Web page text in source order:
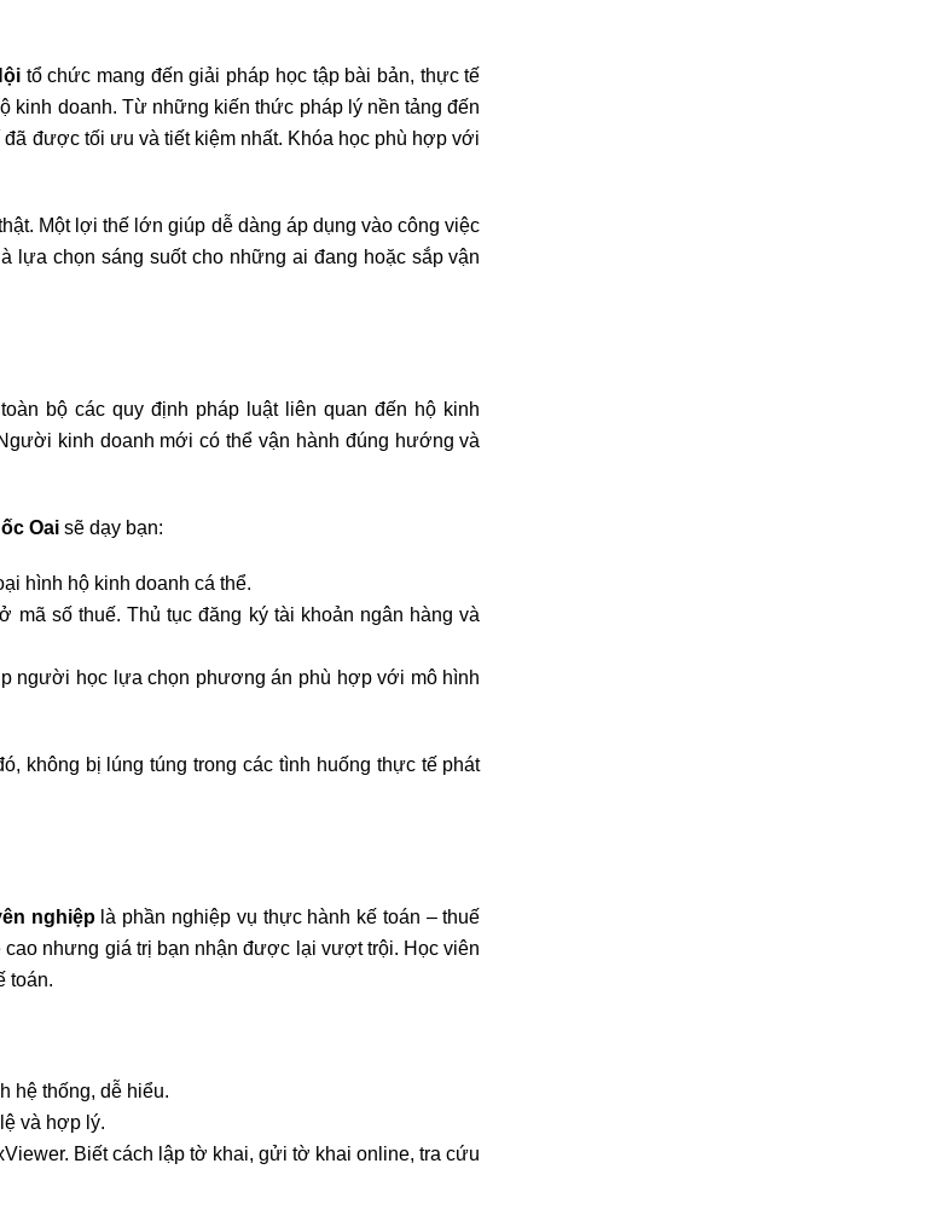
tổ chức mang đến giải pháp học tập bài bản, thực tế
kinh doanh. Từ những kiến thức pháp lý nền tảng đến
được tối ưu và tiết kiệm nhất. Khóa học phù hợp với
Một lợi thế lớn giúp dễ dàng áp dụng vào công việc
lựa chọn sáng suốt cho những ai đang hoặc sắp vận
bộ các quy định pháp luật liên quan đến hộ kinh
kinh doanh mới có thể vận hành đúng hướng và
Oai sẽ dạy bạn:
hình hộ kinh doanh cá thể.
mã số thuế. Thủ tục đăng ký tài khoản ngân hàng và
người học lựa chọn phương án phù hợp với mô hình
không bị lúng túng trong các tình huống thực tế phát
nghiệplà phần nghiệp vụ thực hành kế toán – thuế
nhưng giá trị bạn nhận được lại vượt trội. Học viên
toán.
hệ thống, dễ hiểu.
và hợp lý.
Biết cách lập tờ khai, gửi tờ khai online, tra cứu